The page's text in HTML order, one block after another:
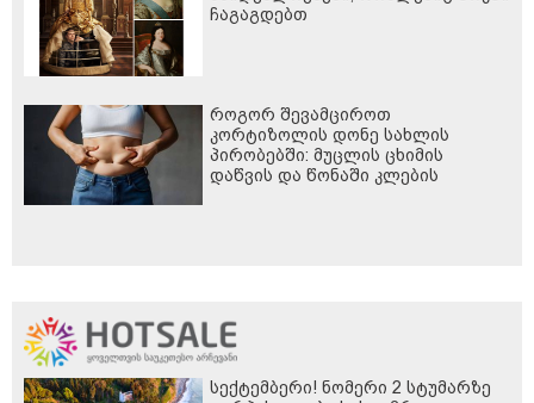
ჩაგაგდებთ
როგორ შევამციროთ
კორტიზოლის დონე სახლის
პირობებში: მუცლის ცხიმის
დაწვის და წონაში კლების
სექტემბერი! ნომერი 2 სტუმარზე